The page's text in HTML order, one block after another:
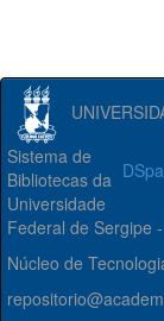
Sistema de
Bibliotecas da
Universidade
Federal de Sergipe
Núcleo de